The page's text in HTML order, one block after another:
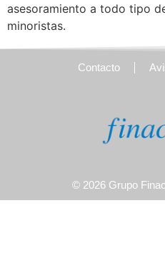
asesoramiento a todo tipo
minoristas.
Contacto
© 2026 Grupo